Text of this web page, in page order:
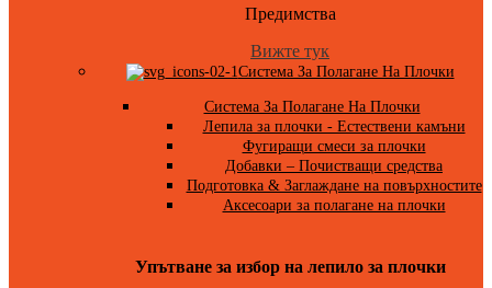
Предимства
Вижте тук
Система За Полагане На Плочки
Система За Полагане На Плочки
Лепила за плочки - Естествени камъни
Фугиращи смеси за плочки
Добавки – Почистващи средства
Подготовка & Заглаждане на повърхностите
Аксесоари за полагане на плочки
Упътване за избор на лепило за плочки